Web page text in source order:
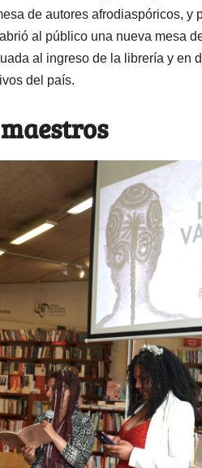
de autores afrodiaspóricos, y
al público una nueva mesa
al ingreso de la librería y en
del país.